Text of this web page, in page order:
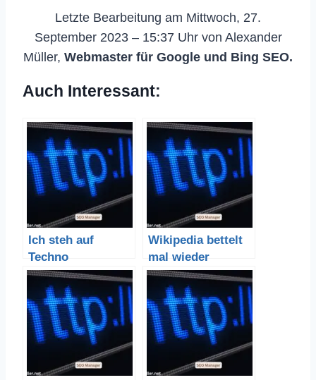
Letzte Bearbeitung am Mittwoch, 27.
September 2023 – 15:37 Uhr von Alexander
Müller, Webmaster für Google und Bing SEO.
Auch Interessant:
Ich steh auf
Techno
Wikipedia bettelt
mal wieder